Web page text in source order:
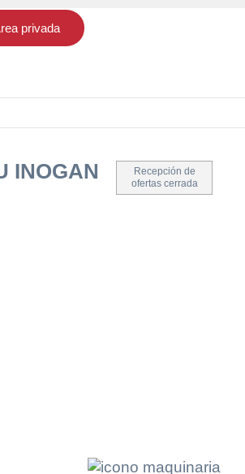
privada
INOGAN
Recepción de
ofertas cerrada